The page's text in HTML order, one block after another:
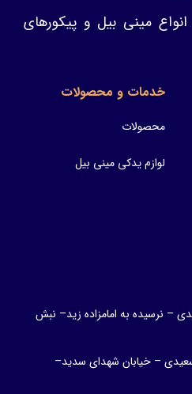
مینی بیل و پیکورهای
خدمات و محصولات
محصولات
لوازم یدکی مینی بیل
– نرسیده به امامزاده زید– نبش
سعیدی – خیابان شهدای سدید–